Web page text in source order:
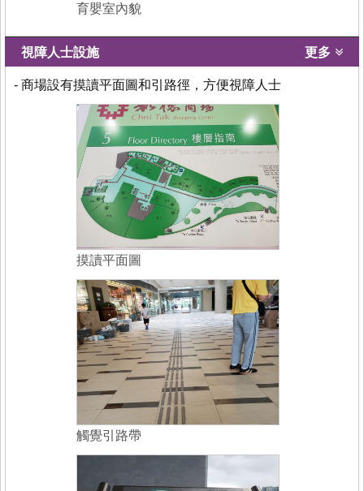
育嬰室內貌
視障人士設施 更多
- 商場設有摸讀平面圖和引路徑，方便視障人士
摸讀平面圖
觸覺引路帶